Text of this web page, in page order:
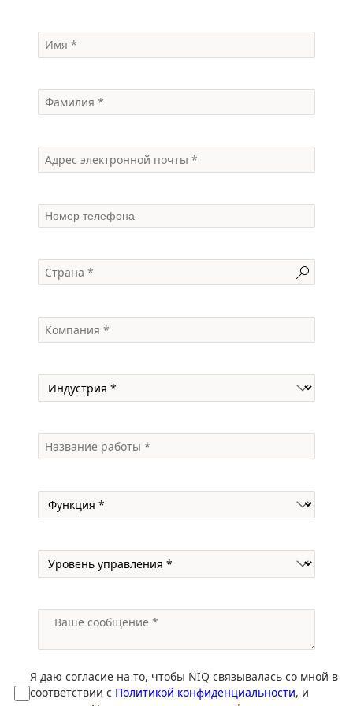
Я даю согласие на то, чтобы NIQ связывалась со мной в
соответствии с Политикой конфиденциальности, и